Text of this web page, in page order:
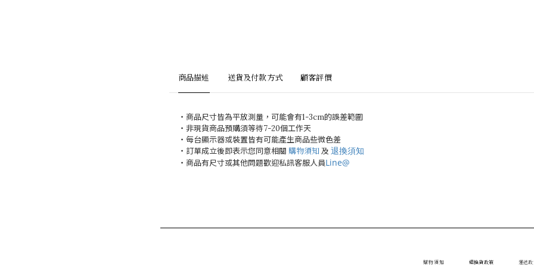
商品描述 送貨及付款方式 顧客評價
・商品尺寸皆為平放測量，可能會有1-3cm的誤差範圍
・非現貨商品預購須等待7-20個工作天
・每台顯示器或裝置皆有可能產生商品些微色差
・訂單成立後即表示您同意相關 購物須知及 退換須知
・商品有尺寸或其他問題歡迎私訊客服人員Line@
購物須知 退換貨政策 運送政